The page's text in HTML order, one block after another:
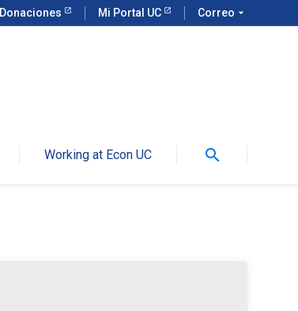
Donaciones Mi Portal UC Correo arrow_drop_down
Working at Econ UC search